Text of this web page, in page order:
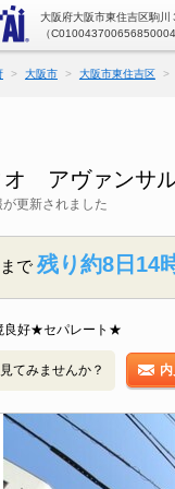
大阪府大阪市東住吉区駒
（
大阪市 大阪市東住吉区
オ アヴァンサ
更新されました
で 残り約8日14
良好★セパレート★
てみませんか？